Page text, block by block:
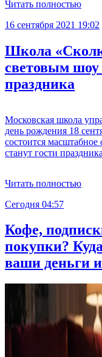
Читать полностью
16 сентября 2021 19:02
Школа
световым шоу
праздника
Московская школа
день рождения 18
состоится масштабное
станут гости
Читать полностью
Сегодня 04:57
Кофе,
покупки?
ваши деньги